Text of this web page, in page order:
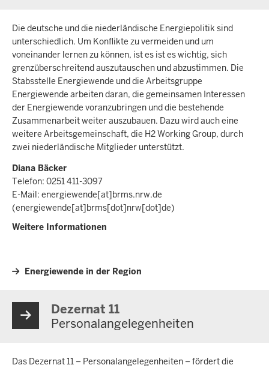
Die deutsche und die niederländische Energiepolitik sind
unterschiedlich. Um Konflikte zu vermeiden und um
voneinander lernen zu können, ist es ist es wichtig, sich
grenzüberschreitend auszutauschen und abzustimmen. Die
Stabsstelle Energiewende und die Arbeitsgruppe
Energiewende arbeiten daran, die gemeinsamen Interessen
der Energiewende voranzubringen und die bestehende
Zusammenarbeit weiter auszubauen. Dazu wird auch eine
weitere Arbeitsgemeinschaft, die H2 Working Group, durch
zwei niederländische Mitglieder unterstützt.
Diana Bäcker
Telefon: 0251 411-3097
E-Mail: energiewende[at]brms.nrw.de
(energiewende[at]brms[dot]nrw[dot]de)
Weitere Informationen
Energiewende in der Region
Dezernat 11
Personalangelegenheiten
Das Dezernat 11 – Personalangelegenheiten – fördert die